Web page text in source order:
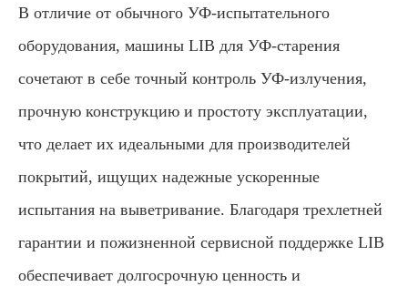
В отличие от обычного УФ-испытательного
оборудования, машины LIB для УФ-старения
сочетают в себе точный контроль УФ-излучения,
прочную конструкцию и простоту эксплуатации,
что делает их идеальными для производителей
покрытий, ищущих надежные ускоренные
испытания на выветривание. Благодаря трехлетней
гарантии и пожизненной сервисной поддержке LIB
обеспечивает долгосрочную ценность и